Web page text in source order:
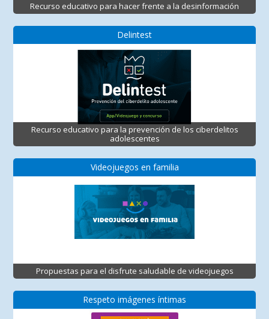
Recurso educativo para hacer frente a la desinformación
Delintest
Recurso educativo para la prevención de los ciberdelitos
adolescentes
Videojuegos en familia
Propuestas para el disfrute saludable de videojuegos
Respeto imágenes íntimas